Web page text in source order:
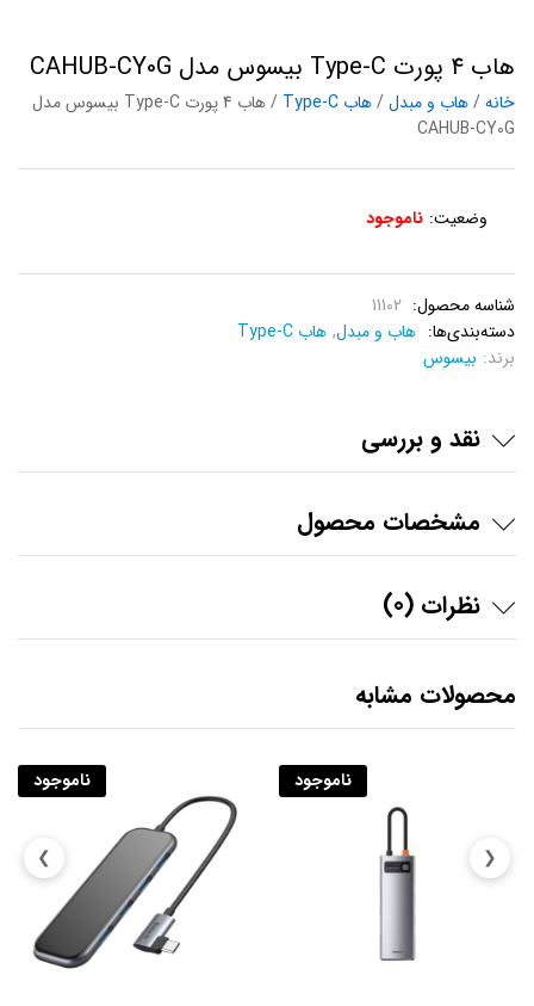
هاب 4 پورت Type-C بیسوس مدل CAHUB-CY0G
خانه/هاب و مبدل/هاب Type-C
/ هاب 4 پورت Type-C بیسوس مدل
CAHUB-CY0G
وضعیت: ناموجود
شناسه محصول: 11102
دسته‌بندی‌ها: هاب و مبدل, هاب Type-C
برند: بیسوس
نقد و بررسی
مشخصات محصول
نظرات (0)
محصولات مشابه
ناموجود ناموجود
❯ ❮